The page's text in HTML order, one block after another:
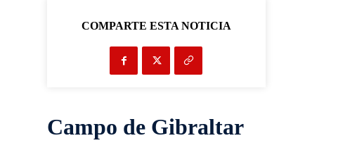
COMPARTE ESTA NOTICIA
Campo de Gibraltar